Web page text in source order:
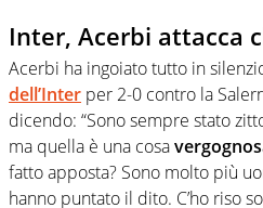
Inter, Acerbi attacca
Acerbi ha ingoiato tutto in
dell’Inter per 2-0 contro la
dicendo: “Sono sempre stato
ma quella è una cosa
fatto apposta? Sono molto più
hanno puntato il dito. C’ho riso